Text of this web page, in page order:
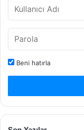
Beni hatırla